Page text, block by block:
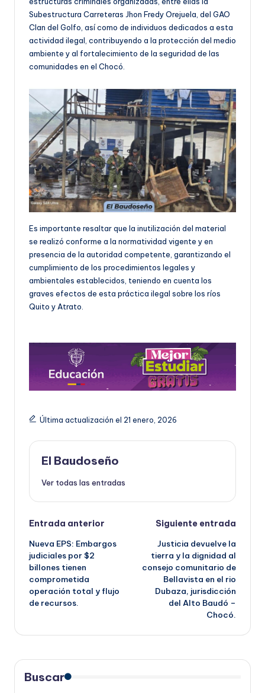
Subestructura Carreteras Jhon Fredy Orejuela, del GAO
Clan del Golfo, así como de individuos dedicados a esta
actividad ilegal, contribuyendo a la protección del medio
ambiente y al fortalecimiento de la seguridad de las
comunidades en el Chocó.
Es importante resaltar que la inutilización del material
se realizó conforme a la normatividad vigente y en
presencia de la autoridad competente, garantizando el
cumplimiento de los procedimientos legales y
ambientales establecidos, teniendo en cuenta los
graves efectos de esta práctica ilegal sobre los ríos
Quito y Atrato.
Última actualización el 21 enero, 2026
El Baudoseño
Ver todas las entradas
Navegación
de
entradas
Entrada anterior
Nueva EPS: Embargos
judiciales por $2
billones tienen
comprometida
operación total y flujo
de recursos.
Siguiente entrada
Justicia devuelve la
tierra y la dignidad al
consejo comunitario de
Bellavista en el rio
Dubaza, jurisdicción
del Alto Baudó –
Chocó.
Buscar